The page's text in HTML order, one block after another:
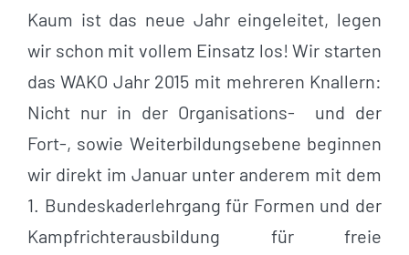
Kaum ist das neue Jahr eingeleitet, legen
wir schon mit vollem Einsatz los! Wir starten
das WAKO Jahr 2015 mit mehreren Knallern:
Nicht nur in der Organisations- und der
Fort-, sowie Weiterbildungsebene beginnen
wir direkt im Januar unter anderem mit dem
1. Bundeskaderlehrgang für Formen und der
Kampfrichterausbildung für freie